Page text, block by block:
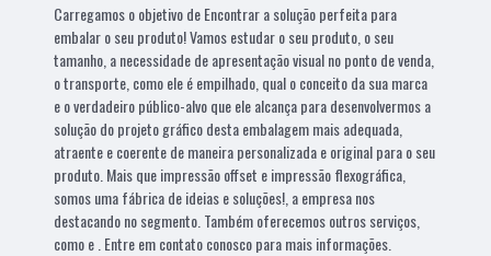
Carregamos o objetivo de Encontrar a solução perfeita para
embalar o seu produto! Vamos estudar o seu produto, o seu
tamanho, a necessidade de apresentação visual no ponto de venda,
o transporte, como ele é empilhado, qual o conceito da sua marca
e o verdadeiro público-alvo que ele alcança para desenvolvermos a
solução do projeto gráfico desta embalagem mais adequada,
atraente e coerente de maneira personalizada e original para o seu
produto. Mais que impressão offset e impressão flexográfica,
somos uma fábrica de ideias e soluções!, a empresa nos
destacando no segmento. Também oferecemos outros serviços,
como e . Entre em contato conosco para mais informações.